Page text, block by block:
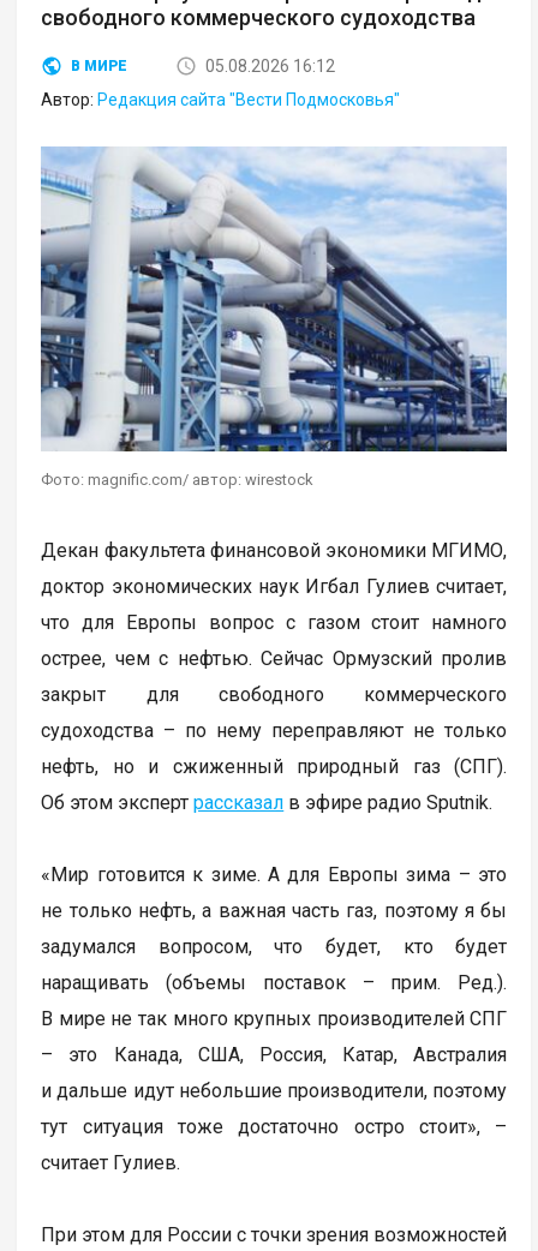
свободного коммерческого судоходства
В МИРЕ
05.08.2026 16:12
Автор: Редакция сайта "Вести Подмосковья"
Фото: magnific.com/ автор: wirestock
Декан факультета финансовой экономики МГИМО,
доктор экономических наук Игбал Гулиев считает,
что для Европы вопрос с газом стоит намного
острее, чем с нефтью. Сейчас Ормузский пролив
закрыт для свободного коммерческого
судоходства – по нему переправляют не только
нефть, но и сжиженный природный газ (СПГ).
Об этом экспертрассказал в эфире радио Sputnik.
«Мир готовится к зиме. А для Европы зима – это
не только нефть, а важная часть газ, поэтому я бы
задумался вопросом, что будет, кто будет
наращивать (объемы поставок – прим. Ред.).
В мире не так много крупных производителей СПГ
– это Канада, США, Россия, Катар, Австралия
и дальше идут небольшие производители, поэтому
тут ситуация тоже достаточно остро стоит», –
считает Гулиев.
При этом для России с точки зрения возможностей